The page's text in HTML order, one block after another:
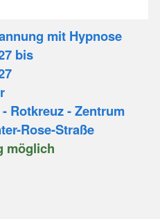
mit Hypnose
bis
Rotkreuz - Zentrum
Rose-Straße
möglich